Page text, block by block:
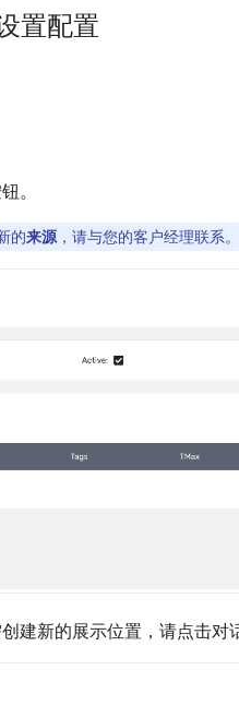
置配置
。
的来源 ，请与您的客户经理联系。
建新的展示位置，请点击对